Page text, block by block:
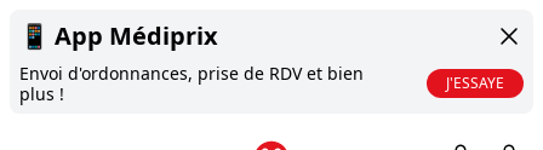
📱 App Médiprix
Envoi d'ordonnances, prise de RDV et bien
plus !
J'ESSAYE